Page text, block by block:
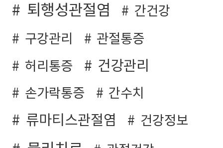
퇴행성관절염
간건강
구강관리
관절통증
허리통증
건강관리
손가락통증 간수치
류마티스관절염 건강정보